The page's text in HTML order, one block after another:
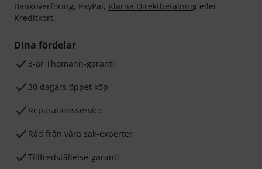
Banköverföring, PayPal, Klarna Direktbetalning eller
Kreditkort.
Dina fördelar
3-år Thomann-garanti
30 dagars öppet köp
Reparationsservice
Råd från våra sak-experter
Tillfredställelse-garanti